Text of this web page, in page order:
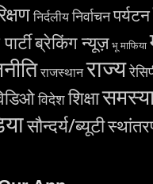
निर्दलीय निर्वाचनपर्यटन
ब्रेकिंग न्यूज़ भू माफिया
राजस्थान राज्य
विदेश शिक्षा
सौन्दर्य/ब्यूटी